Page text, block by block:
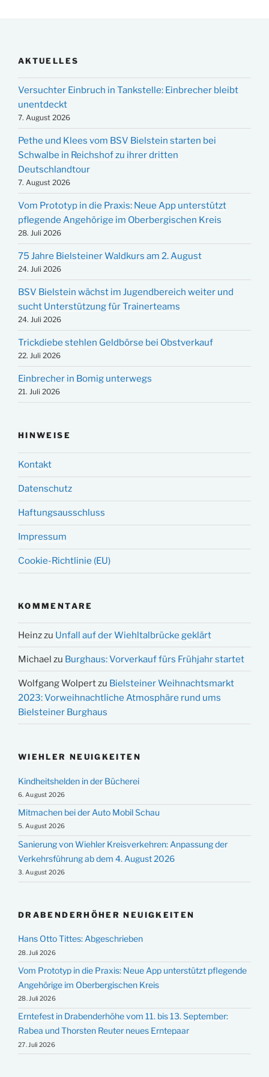
AKTUELLES
Versuchter Einbruch in Tankstelle: Einbrecher bleibt
unentdeckt
7. August 2026
Pethe und Klees vom BSV Bielstein starten bei
Schwalbe in Reichshof zu ihrer dritten
Deutschlandtour
7. August 2026
Vom Prototyp in die Praxis: Neue App unterstützt
pflegende Angehörige im Oberbergischen Kreis
28. Juli 2026
75 Jahre Bielsteiner Waldkurs am 2. August
24. Juli 2026
BSV Bielstein wächst im Jugendbereich weiter und
sucht Unterstützung für Trainerteams
24. Juli 2026
Trickdiebe stehlen Geldbörse bei Obstverkauf
22. Juli 2026
Einbrecher in Bomig unterwegs
21. Juli 2026
HINWEISE
Kontakt
Datenschutz
Haftungsausschluss
Impressum
Cookie-Richtlinie (EU)
KOMMENTARE
Heinzzu Unfall auf der Wiehltalbrücke geklärt
Michael zu Burghaus: Vorverkauf fürs Frühjahr startet
Wolfgang Wolpertzu Bielsteiner Weihnachtsmarkt
2023: Vorweihnachtliche Atmosphäre rund ums
Bielsteiner Burghaus
WIEHLER NEUIGKEITEN
Kindheitshelden in der Bücherei
6. August 2026
Mitmachen bei der Auto Mobil Schau
5. August 2026
Sanierung von Wiehler Kreisverkehren: Anpassung der
Verkehrsführung ab dem 4. August 2026
3. August 2026
DRABENDERHÖHER NEUIGKEITEN
Hans Otto Tittes: Abgeschrieben
28. Juli 2026
Vom Prototyp in die Praxis: Neue App unterstützt pflegende
Angehörige im Oberbergischen Kreis
28. Juli 2026
Erntefest in Drabenderhöhe vom 11. bis 13. September:
Rabea und Thorsten Reuter neues Erntepaar
27. Juli 2026